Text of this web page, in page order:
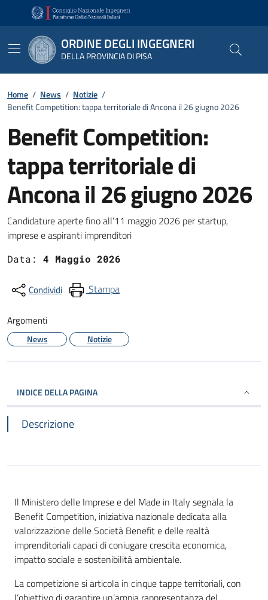
Vai ai contenuti
Vai al footer
ORDINE DEGLI INGEGNERI
DELLA PROVINCIA DI PISA
Home / News / Notizie /
Benefit Competition: tappa territoriale di Ancona il 26 giugno 2026
Benefit Competition:
tappa territoriale di
Ancona il 26 giugno 2026
Dettagli
Candidature aperte fino all’11 maggio 2026 per startup,
imprese e aspiranti imprenditori
Data: 4 Maggio 2026
Condividi Stampa
Argomenti
News Notizie
INDICE DELLA PAGINA
Descrizione
Il Ministero delle Imprese e del Made in Italy segnala la
Benefit Competition, iniziativa nazionale dedicata alla
valorizzazione delle Società Benefit e delle realtà
imprenditoriali capaci di coniugare crescita economica,
impatto sociale e sostenibilità ambientale.
La competizione si articola in cinque tappe territoriali, con